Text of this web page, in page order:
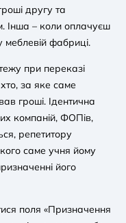
другу та
Інша – коли оплачуєш
фабриці.
при переказі
хто, за яке саме
гроші. Ідентична
компаній, ФОПів,
репетитору
саме учня йому
його
поля «Призначення